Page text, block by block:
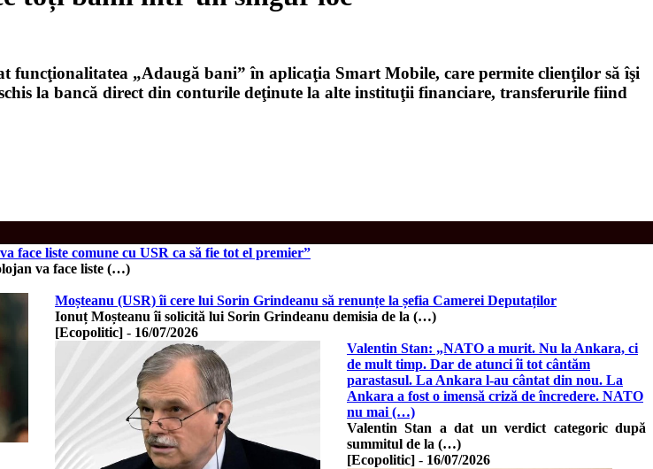
funcţionalitatea „Adaugă bani” în aplicaţia Smart Mobile, care permite clienţilor să îşi
la bancă direct din conturile deţinute la alte instituţii financiare, transferurile fiind
face liste comune cu USR ca să fie tot el premier”
va face liste (…)
Moșteanu (USR) îi cere lui Sorin Grindeanu să renunțe la șefia Camerei Deputaților
Ionuț Moșteanu îi solicită lui Sorin Grindeanu demisia de la (…)
[Ecopolitic] - 16/07/2026
Valentin Stan: „NATO a murit. Nu la Ankara, ci
de mult timp. Dar de atunci îi tot cântăm
parastasul. La Ankara l-au cântat din nou. La
Ankara a fost o imensă criză de încredere. NATO
nu mai (…)
Valentin Stan a dat un verdict categoric după
summitul de la (…)
[Ecopolitic] - 16/07/2026